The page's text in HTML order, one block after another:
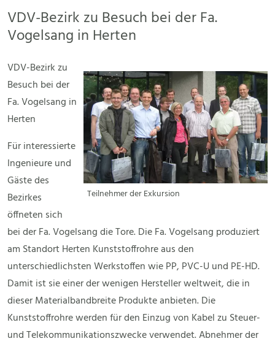
VDV-Bezirk zu Besuch bei der Fa.
Vogelsang in Herten
Teilnehmer der Exkursion
VDV-Bezirk zu
Besuch bei der
Fa. Vogelsang in
Herten
Für interessierte
Ingenieure und
Gäste des
Bezirkes
öffneten sich
bei der Fa. Vogelsang die Tore. Die Fa. Vogelsang produziert
am Standort Herten Kunststoffrohre aus den
unterschiedlichsten Werkstoffen wie PP, PVC-U und PE-HD.
Damit ist sie einer der wenigen Hersteller weltweit, die in
dieser Materialbandbreite Produkte anbieten. Die
Kunststoffrohre werden für den Einzug von Kabel zu Steuer-
und Telekommunikationszwecke verwendet. Abnehmer der